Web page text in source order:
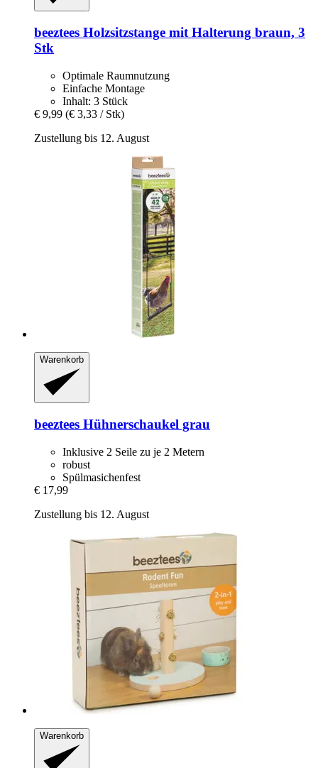
beeztees Holzsitzstange mit Halterung braun, 3
Stk
Optimale Raumnutzung
Einfache Montage
Inhalt: 3 Stück
€ 9,99 (€ 3,33 / Stk)
Zustellung bis 12. August
Warenkorb
beeztees Hühnerschaukel grau
Inklusive 2 Seile zu je 2 Metern
robust
Spülmasichenfest
€ 17,99
Zustellung bis 12. August
Warenkorb